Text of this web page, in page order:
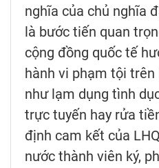
nghĩa của chủ nghĩa
là bước tiến quan
cộng đồng quốc tế
hành vi phạm tội
như lạm dụng tình
trực tuyến hay rửa
định cam kết của
nước thành viên ký,